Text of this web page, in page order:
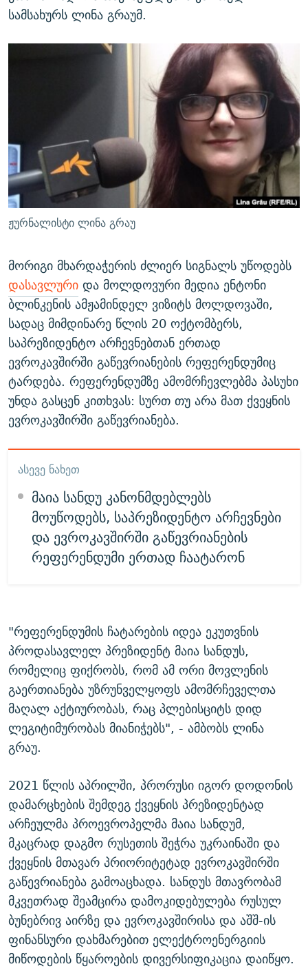
სამსახურს ლინა გრაუმ.
ჟურნალისტი ლინა გრაუ
მორიგი მხარდაჭერის ძლიერ სიგნალს უწოდებს
დასავლურიდა მოლდოვური მედია ენტონი
ბლინკენის ამჟამინდელ ვიზიტს მოლდოვაში,
სადაც მიმდინარე წლის 20 ოქტომბერს,
საპრეზიდენტო არჩევნებთან ერთად
ევროკავშირში გაწევრიანების რეფერენდუმიც
ტარდება. რეფერენდუმზე ამომრჩევლებმა პასუხი
უნდა გასცენ კითხვას: სურთ თუ არა მათ ქვეყნის
ევროკავშირში გაწევრიანება.
ᲐᲡᲔᲕᲔ ᲜᲐᲮᲔᲗ
მაია სანდუ კანონმდებლებს
მოუწოდებს, საპრეზიდენტო არჩევნები
და ევროკავშირში გაწევრიანების
რეფერენდუმი ერთად ჩაატარონ
"რეფერენდუმის ჩატარების იდეა ეკუთვნის
პროდასავლელ პრეზიდენტ მაია სანდუს,
რომელიც ფიქრობს, რომ ამ ორი მოვლენის
გაერთიანება უზრუნველყოფს ამომრჩეველთა
მაღალ აქტიურობას, რაც პლებისციტს დიდ
ლეგიტიმურობას მიანიჭებს", - ამბობს ლინა
გრაუ.
2021 წლის აპრილში, პრორუსი იგორ დოდონის
დამარცხების შემდეგ ქვეყნის პრეზიდენტად
არჩეულმა პროევროპელმა მაია სანდუმ,
მკაცრად დაგმო რუსეთის შეჭრა უკრაინაში და
ქვეყნის მთავარ პრიორიტეტად ევროკავშირში
გაწევრიანება გამოაცხადა. სანდუს მთავრობამ
მკვეთრად შეამცირა დამოკიდებულება რუსულ
ბუნებრივ აირზე და ევროკავშირისა და აშშ-ის
ფინანსური დახმარებით ელექტროენერგიის
მიწოდების წყაროების დივერსიფიკაცია დაიწყო.